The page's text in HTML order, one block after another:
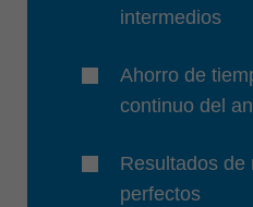
intermedios
Ahorro de
continuo del
Resultados de
perfectos